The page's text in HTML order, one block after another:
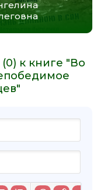
к книге "Во